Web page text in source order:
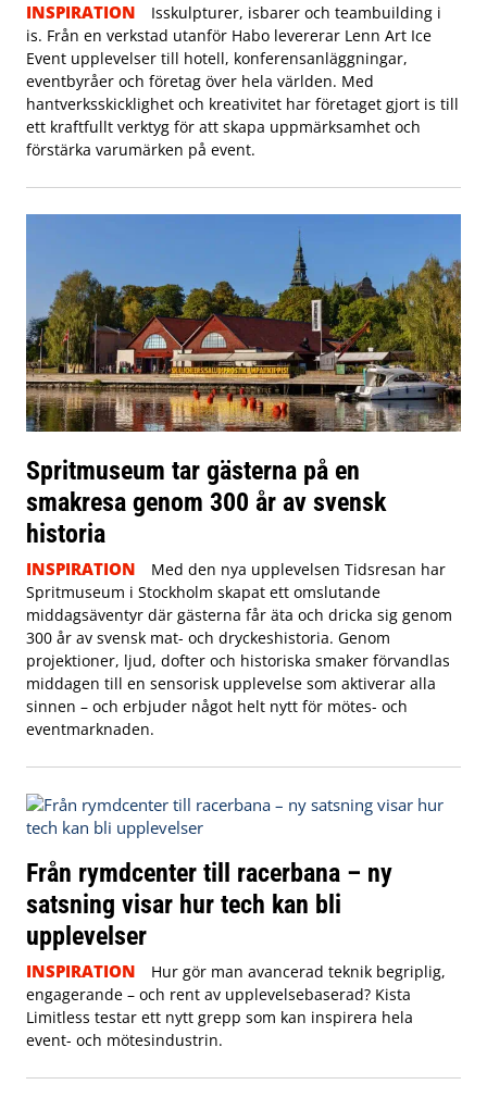
INSPIRATION
Isskulpturer, isbarer och teambuilding i
is. Från en verkstad utanför Habo levererar Lenn Art Ice
Event upplevelser till hotell, konferensanläggningar,
eventbyråer och företag över hela världen. Med
hantverksskicklighet och kreativitet har företaget gjort is till
ett kraftfullt verktyg för att skapa uppmärksamhet och
förstärka varumärken på event.
Spritmuseum tar gästerna på en
smakresa genom 300 år av svensk
historia
INSPIRATION
Med den nya upplevelsen Tidsresan har
Spritmuseum i Stockholm skapat ett omslutande
middagsäventyr där gästerna får äta och dricka sig genom
300 år av svensk mat- och dryckeshistoria. Genom
projektioner, ljud, dofter och historiska smaker förvandlas
middagen till en sensorisk upplevelse som aktiverar alla
sinnen – och erbjuder något helt nytt för mötes- och
eventmarknaden.
Från rymdcenter till racerbana – ny
satsning visar hur tech kan bli
upplevelser
INSPIRATION
Hur gör man avancerad teknik begriplig,
engagerande – och rent av upplevelsebaserad? Kista
Limitless testar ett nytt grepp som kan inspirera hela
event- och mötesindustrin.